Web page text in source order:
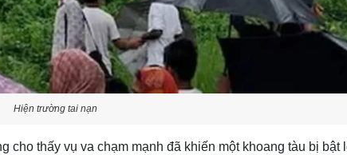
Hiện trường tai nạn
thấy vụ va chạm mạnh đã khiến một khoang tàu bị bật